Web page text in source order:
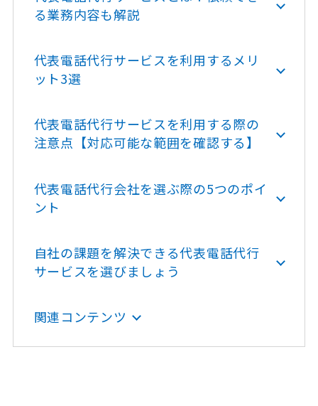
る業務内容も解説
代表電話代行サービスを利用するメリ
ット3選
代表電話代行サービスを利用する際の
注意点【対応可能な範囲を確認する】
代表電話代行会社を選ぶ際の5つのポイ
ント
自社の課題を解決できる代表電話代行
サービスを選びましょう
関連コンテンツ